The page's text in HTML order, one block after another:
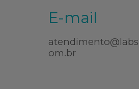
E-mail
om.br